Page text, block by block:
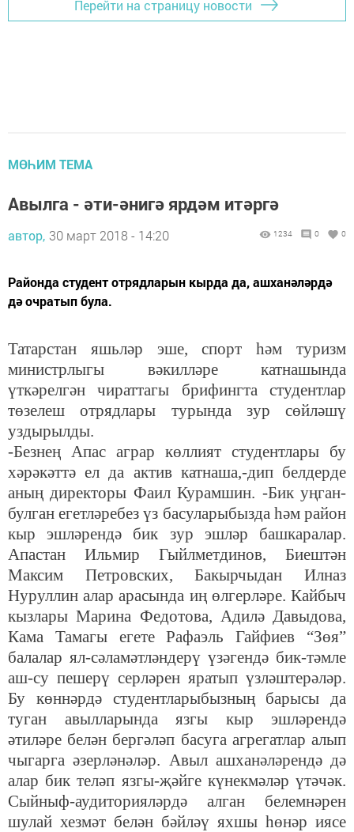
Перейти на страницу новости
МӨҺИМ ТЕМА
Авылга - әти-әнигә ярдәм итәргә
автор, 30 март 2018 - 14:20 1234 0 0
Районда студент отрядларын кырда да, ашханәләрдә
дә очратып була.
Татарстан яшьләр эше, спорт һәм туризм
министрлыгы вәкилләре катнашында
үткәрелгән чираттагы брифингта студентлар
төзелеш отрядлары турында зур сөйләшү
уздырылды.
-Безнең Апас аграр көллият студентлары бу
хәрәкәттә ел да актив катнаша,-дип белдерде
аның директоры Фаил Курамшин. -Бик уңган-
булган егетләребез үз басуларыбызда һәм район
кыр эшләрендә бик зур эшләр башкаралар.
Апастан Ильмир Гыйлметдинов, Биештән
Максим Петровских, Бакырчыдан Илназ
Нуруллин алар арасында иң өлгерләре. Кайбыч
кызлары Марина Федотова, Адилә Давыдова,
Кама Тамагы егете Рафаэль Гайфиев “Зөя”
балалар ял-сәламәтләндерү үзәгендә бик-тәмле
аш-су пешерү серләрен яратып үзләштерәләр.
Бу көннәрдә студентларыбызның барысы да
туган авылларында язгы кыр эшләрендә
әтиләре белән бергәләп басуга агрегатлар алып
чыгарга әзерләнәләр. Авыл ашханәләрендә дә
алар бик теләп язгы-җәйге күнекмәләр үтәчәк.
Сыйныф-аудиторияләрдә алган белемнәрен
шулай хезмәт белән бәйләү яхшы һөнәр иясе